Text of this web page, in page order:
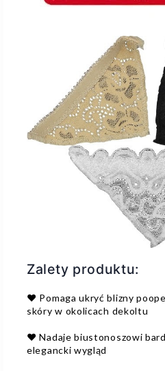
Zalety produktu:
❤️ Pomaga ukryć blizny
skóry w okolicach dekoltu
❤️ Nadaje biustonoszowi
elegancki wygląd